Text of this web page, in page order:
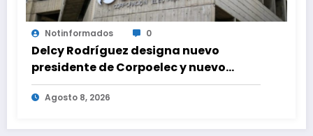
Notinformados 0
Delcy Rodríguez designa nuevo
presidente de Corpoelec y nuevo
viceministro de Servicios Eléctricos
Agosto 8, 2026